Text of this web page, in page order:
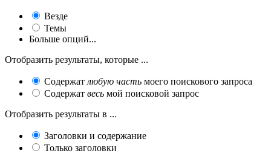
Везде
Темы
Больше опций...
Отобразить результаты, которые ...
Содержат любую часть моего поискового запроса
Содержат весь мой поисковой запрос
Отобразить результаты в ...
Заголовки и содержание
Только заголовки